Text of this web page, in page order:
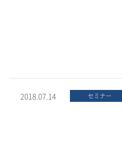
2018.07.14 セミナー